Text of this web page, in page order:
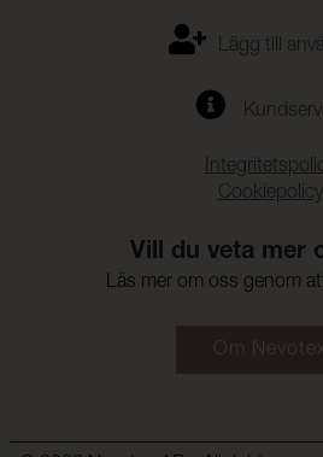
Lägg till
Cookiepolicy
Vill du veta mer
Läs mer om oss genom
Om